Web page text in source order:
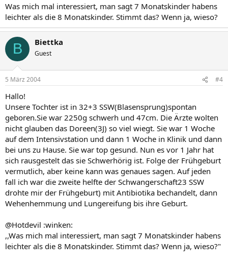
Was mich mal interessiert, man sagt 7 Monatskinder habens
leichter als die 8 Monatskinder. Stimmt das? Wenn ja, wieso?
B Biettka
Guest
5 März 2004 #4
Hallo!
Unsere Tochter ist in 32+3 SSW(Blasensprung)spontan
geboren.Sie war 2250g schwerh und 47cm. Die Ärzte wolten
nicht glauben das Doreen(3J) so viel wiegt. Sie war 1 Woche
auf dem Intensivstation und dann 1 Woche in Klinik und dann
bei uns zu Hause. Sie war top gesund. Nun es vor 1 Jahr hat
sich rausgestelt das sie Schwerhörig ist. Folge der Frühgeburt
vermutlich, aber keine kann was genaues sagen. Auf jeden
fall ich war die zweite helfte der Schwangerschaft23 SSW
drohte mir der Frühgeburt) mit Antibiotika bechandelt, dann
Wehenhemmung und Lungereifung bis ihre Geburt.
@Hotdevil :winken:
,,Was mich mal interessiert, man sagt 7 Monatskinder habens
leichter als die 8 Monatskinder. Stimmt das? Wenn ja, wieso?"